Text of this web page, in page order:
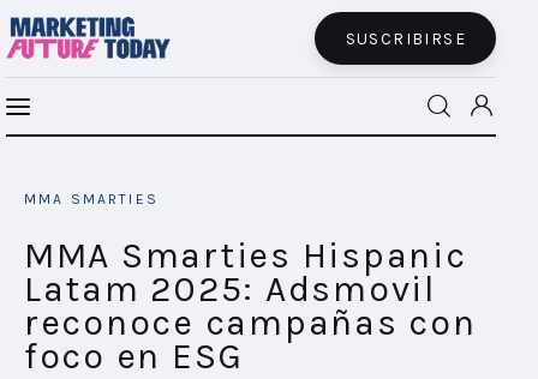
SUSCRIBIRSE
ESG
INSIGHTS
FUTURE BRAND LAB
MMA SMARTIES
MMA Smarties Hispanic
Latam 2025: Adsmovil
reconoce campañas con
foco en ESG